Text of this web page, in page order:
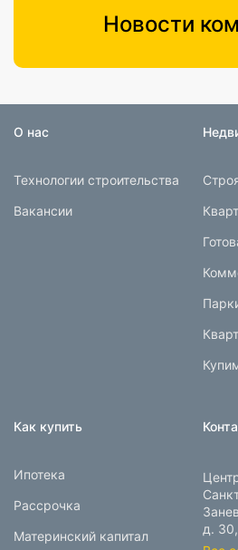
Новости
О нас
Технологии строительства
Вакансии
Как купить
Ипотека
Рассрочка
Материнский капитал
д.